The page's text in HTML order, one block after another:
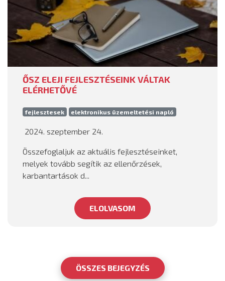
ŐSZ ELEJI FEJLESZTÉSEINK VÁLTAK
ELÉRHETŐVÉ
fejlesztesek elektronikus üzemeltetési napló
2024. szeptember 24.
Összefoglaljuk az aktuális fejlesztéseinket,
melyek tovább segítik az ellenőrzések,
karbantartások d...
ELOLVASOM
ÖSSZES BEJEGYZÉS